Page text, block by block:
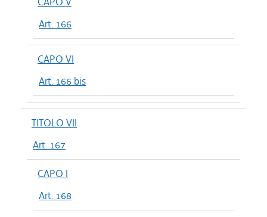
Art. 166
CAPO VI
Art. 166 bis
TITOLO VII
Art. 167
CAPO I
Art. 168